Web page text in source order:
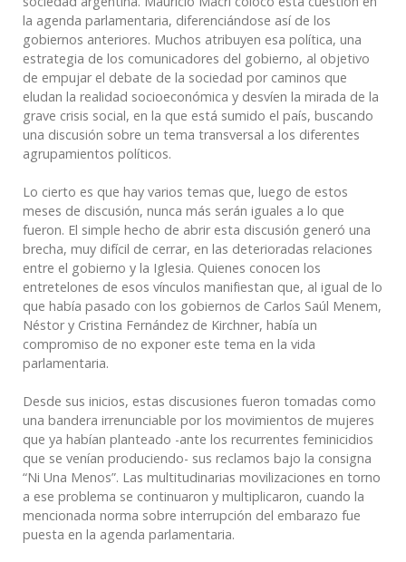
la agenda parlamentaria, diferenciándose así de los
gobiernos anteriores. Muchos atribuyen esa política, una
estrategia de los comunicadores del gobierno, al objetivo
de empujar el debate de la sociedad por caminos que
eludan la realidad socioeconómica y desvíen la mirada de la
grave crisis social, en la que está sumido el país, buscando
una discusión sobre un tema transversal a los diferentes
agrupamientos políticos.
Lo cierto es que hay varios temas que, luego de estos
meses de discusión, nunca más serán iguales a lo que
fueron. El simple hecho de abrir esta discusión generó una
brecha, muy difícil de cerrar, en las deterioradas relaciones
entre el gobierno y la Iglesia. Quienes conocen los
entretelones de esos vínculos manifiestan que, al igual de lo
que había pasado con los gobiernos de Carlos Saúl Menem,
Néstor y Cristina Fernández de Kirchner, había un
compromiso de no exponer este tema en la vida
parlamentaria.
Desde sus inicios, estas discusiones fueron tomadas como
una bandera irrenunciable por los movimientos de mujeres
que ya habían planteado -ante los recurrentes feminicidios
que se venían produciendo- sus reclamos bajo la consigna
“Ni Una Menos”. Las multitudinarias movilizaciones en torno
a ese problema se continuaron y multiplicaron, cuando la
mencionada norma sobre interrupción del embarazo fue
puesta en la agenda parlamentaria.